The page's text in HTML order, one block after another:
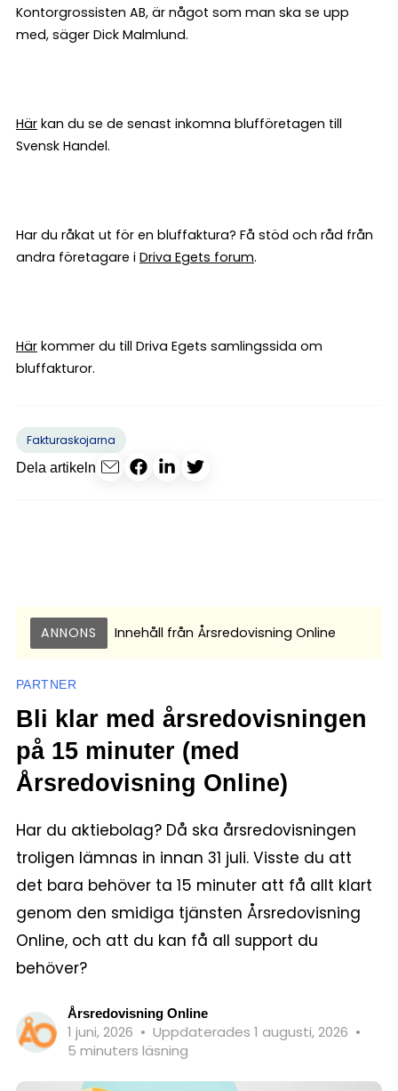
Kontorgrossisten AB, är något som man ska se upp
med, säger Dick Malmlund.
Här kan du se de senast inkomna blufföretagen till
Svensk Handel.
Har du råkat ut för en bluffaktura? Få stöd och råd från
andra företagare i Driva Egets forum.
Här kommer du till Driva Egets samlingssida om
bluffakturor.
Fakturaskojarna
Dela artikeln
ANNONS Innehåll från Årsredovisning Online
PARTNER
Bli klar med årsredovisningen
på 15 minuter (med
Årsredovisning Online)
Har du aktiebolag? Då ska årsredovisningen
troligen lämnas in innan 31 juli. Visste du att
det bara behöver ta 15 minuter att få allt klart
genom den smidiga tjänsten Årsredovisning
Online, och att du kan få all support du
behöver?
Årsredovisning Online
1 juni, 2026 • Uppdaterades 1 augusti, 2026 •
5 minuters läsning